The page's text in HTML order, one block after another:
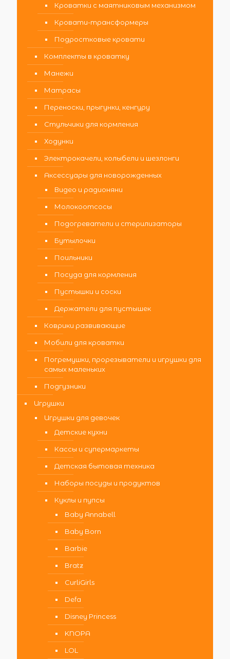
Кроватки с маятниковым механизмом
Кровати-трансформеры
Подростковые кровати
Комплекты в кроватку
Манежи
Матрасы
Переноски, прыгунки, кенгуру
Стульчики для кормления
Ходунки
Электрокачели, колыбели и шезлонги
Аксессуары для новорожденных
Видео и радионяни
Молокоотсосы
Подогреватели и стерилизаторы
Бутылочки
Поильники
Посуда для кормления
Пустышки и соски
Держатели для пустышек
Коврики развивающие
Мобили для кроватки
Погремушки, прорезыватели и игрушки для
самых маленьких
Подгузники
Игрушки
Игрушки для девочек
Детские кухни
Кассы и супермаркеты
Детская бытовая техника
Наборы посуды и продуктов
Куклы и пупсы
Baby Annabell
Baby Born
Barbie
Bratz
CurliGirls
Defa
Disney Princess
KNOPA
LOL